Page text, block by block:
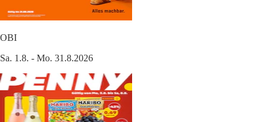
OBI
Sa. 1.8. - Mo. 31.8.2026